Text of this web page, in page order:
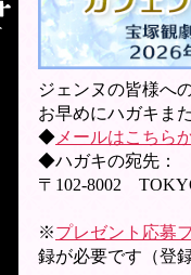
ジェンヌの皆様へ
お早めにハガキま
◆ メールはこちら
◆ハガキの宛先：
〒102-8002
※プレゼント応募
録が必要です（登